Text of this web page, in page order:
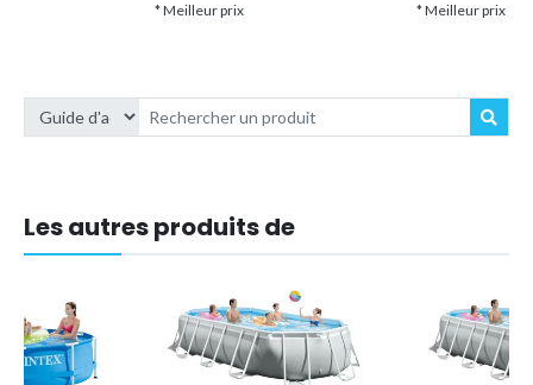
* Meilleur prix * Meilleur prix
Les autres produits de